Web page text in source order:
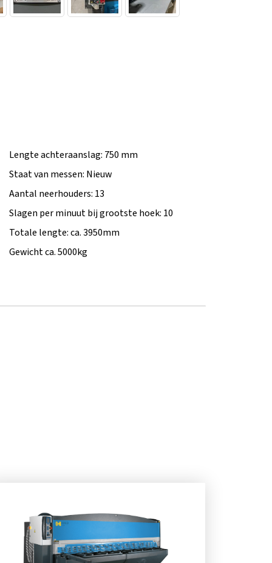
Lengte achteraanslag: 750 mm
Staat van messen: Nieuw
Aantal neerhouders: 13
Slagen per minuut bij grootste hoek: 10
Totale lengte: ca. 3950mm
Gewicht ca. 5000kg